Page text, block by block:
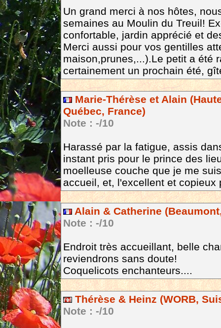
Un grand merci à nos hôtes,
semaines au Moulin du Treuil!
confortable, jardin apprécié et
Merci aussi pour vos gentilles
maison,prunes,...).Le petit a été
certainement un prochain été,
Marie-Thérèse et Alain
Québec, France)
Note : -/10
Harassé par la fatigue, assis
instant pris pour le prince des
moelleuse couche que je me
accueil, et, l'excellent et copieux
Alain & Catherine
Note : -/10
Endroit très accueillant, belle
reviendrons sans doute!
Coquelicots enchanteurs....
Thérèse & Heinz (WORB,
Note : -/10